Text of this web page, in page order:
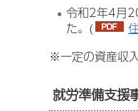
令和2年4月
た。(
※一定の資産収
就労準備支援